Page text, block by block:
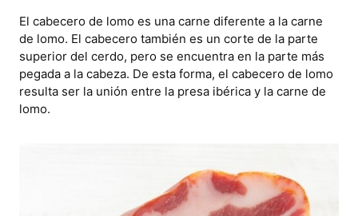
El cabecero de lomo es una carne diferente a la carne
de lomo. El cabecero también es un corte de la parte
superior del cerdo, pero se encuentra en la parte más
pegada a la cabeza. De esta forma, el cabecero de lomo
resulta ser la unión entre la presa ibérica y la carne de
lomo.